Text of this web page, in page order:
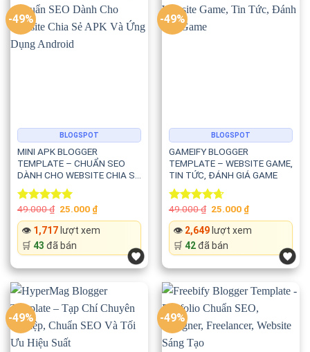
-49%
BLOGSPOT
MINI APK BLOGGER
TEMPLATE – CHUẨN SEO
DÀNH CHO WEBSITE CHIA SẺ
APK VÀ ỨNG DỤNG ANDROID
Rated5.00
out of 5
49.000₫ Original
was:
49.000 ₫.
25.000 ₫Current
price
is:
25.000 ₫.
👁️ 1,717lượt xem
🛒 43 đã bán
-49%
BLOGSPOT
GAMEIFY BLOGGER
TEMPLATE – WEBSITE GAME,
TIN TỨC, ĐÁNH GIÁ GAME
Rated4.67
out of 5
49.000₫ Original
was:
49.000 ₫.
25.000 ₫Current
price
is:
25.000 ₫.
👁️ 2,649lượt xem
🛒 42đã bán
-49% -49%